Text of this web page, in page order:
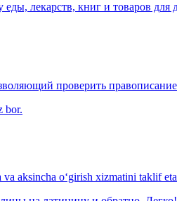
лекарств, книг и товаров для
проверить
bor.
aksincha o‘girish xizmatini taklif